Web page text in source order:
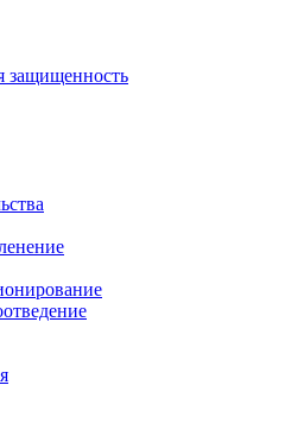
защищенность